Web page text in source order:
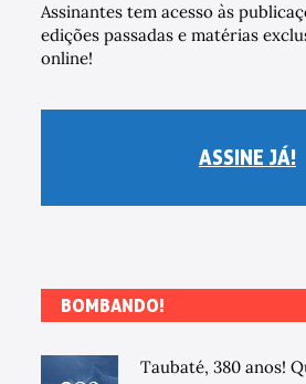
Assinantes tem acesso às
edições passadas e matérias
online!
ASSINE JÁ!
BOMBANDO!
Taubaté, 380 anos!